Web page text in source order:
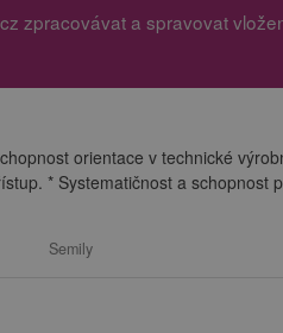
zpracovávat a spravovat
orientace v technické
* Systematičnost a schopnost
Semily